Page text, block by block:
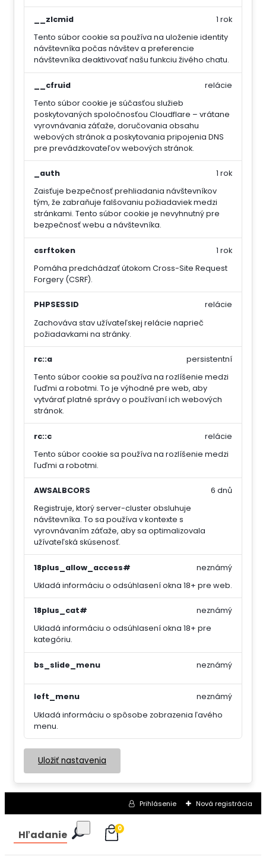
__zlcmid
Tento súbor cookie sa používa na uloženie identity
návštevníka počas návštev a preferencie
návštevníka deaktivovať našu funkciu živého chatu.
1 rok
__cfruid
Tento súbor cookie je súčasťou služieb
poskytovaných spoločnosťou Cloudflare – vrátane
vyrovnávania záťaže, doručovania obsahu
webových stránok a poskytovania pripojenia DNS
pre prevádzkovateľov webových stránok.
relácie
_auth
Zaisťuje bezpečnosť prehliadania návštevníkov
tým, že zabraňuje falšovaniu požiadaviek medzi
stránkami. Tento súbor cookie je nevyhnutný pre
bezpečnosť webu a návštevníka.
1 rok
csrftoken
Pomáha predchádzať útokom Cross-Site Request
Forgery (CSRF).
1 rok
PHPSESSID
Zachováva stav užívateľskej relácie naprieč
požiadavkami na stránky.
relácie
rc::a
Tento súbor cookie sa používa na rozlíšenie medzi
ľuďmi a robotmi. To je výhodné pre web, aby
vytvárať platné správy o používaní ich webových
stránok.
persistentní
rc::c
Tento súbor cookie sa používa na rozlíšenie medzi
ľuďmi a robotmi.
relácie
AWSALBCORS
Registruje, ktorý server-cluster obsluhuje
návštevníka. To sa používa v kontexte s
vyrovnávaním záťaže, aby sa optimalizovala
užívateľská skúsenosť.
6 dnů
18plus_allow_access#
Ukladá informáciu o odsúhlasení okna 18+ pre web.
neznámý
18plus_cat#
Ukladá informáciu o odsúhlasení okna 18+ pre
kategóriu.
neznámý
bs_slide_menu neznámý
left_menu
Ukladá informáciu o spôsobe zobrazenia ľavého
menu.
neznámý
Uložiť nastavenia
Prihlásenie Nová registrácia
Hľadanie 0